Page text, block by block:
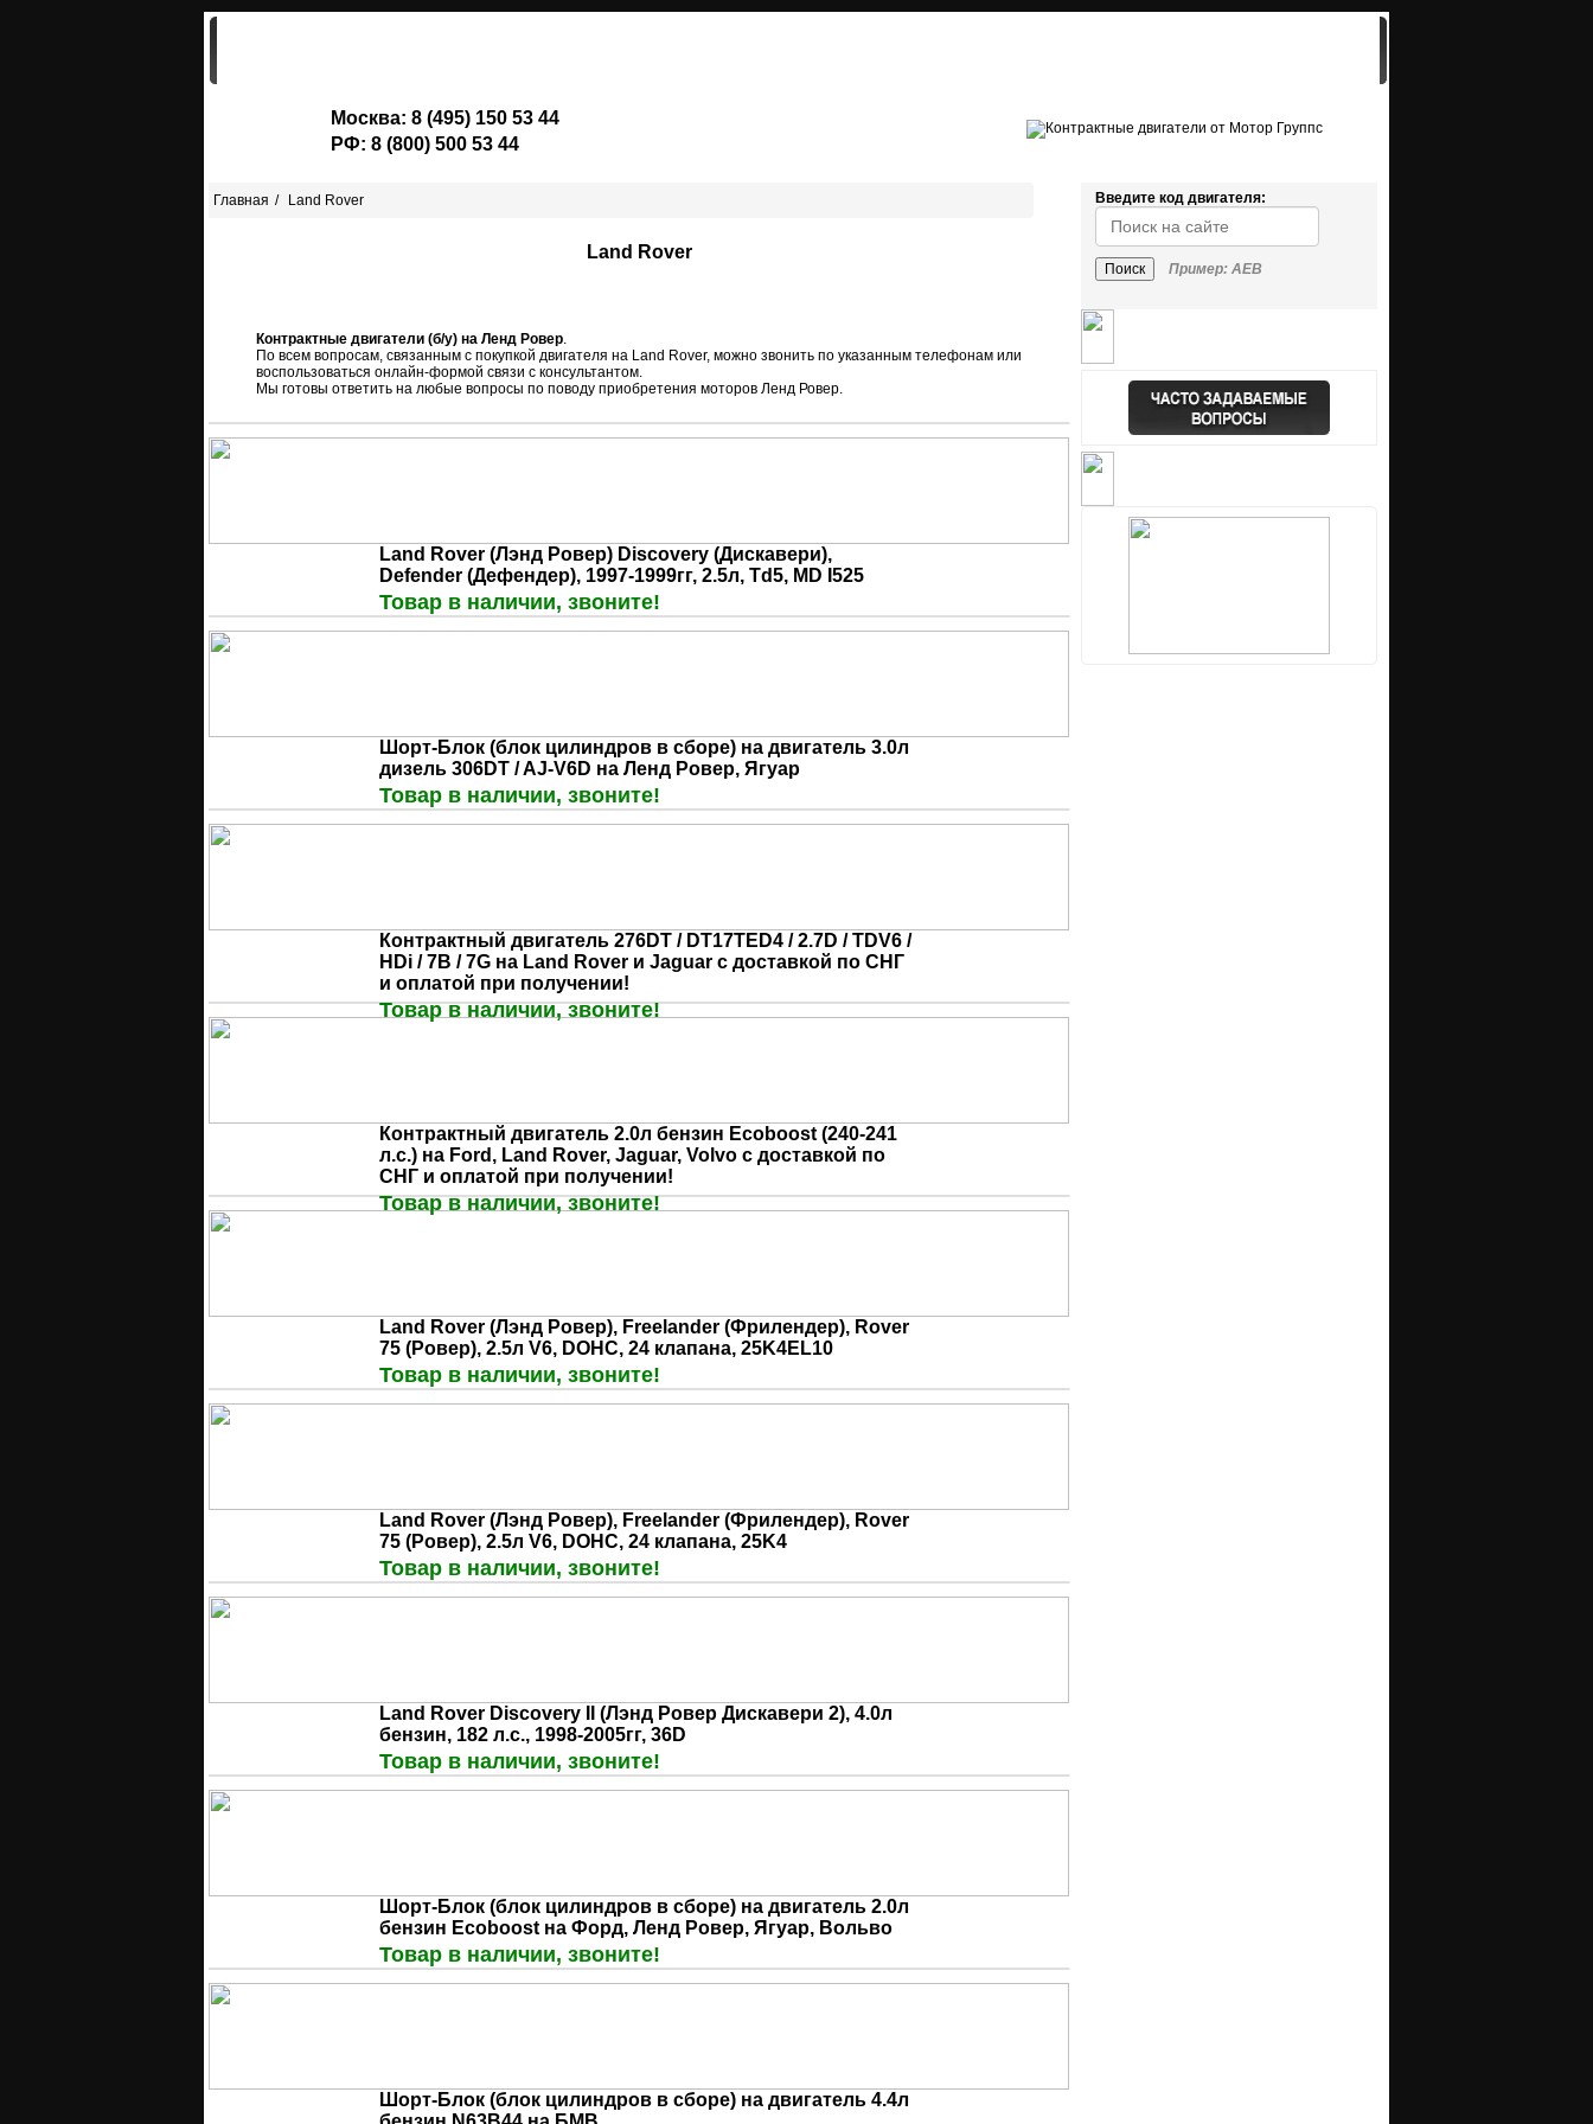
Москва: 8 (495) 150 53 44
РФ: 8 (800) 500 53 44
Главная Land Rover
Land Rover
Контрактные двигатели (б/у) на Ленд Ровер.
По всем вопросам, связанным с покупкой двигателя на Land Rover, можно звонить по указанным телефонам или
воспользоваться онлайн-формой связи с консультантом.
Мы готовы ответить на любые вопросы по поводу приобретения моторов Ленд Ровер.
Land Rover (Лэнд Ровер) Discovery (Дискавери),
Defender (Дефендер), 1997-1999гг, 2.5л, Td5, MD I525
Товар в наличии, звоните!
Шорт-Блок (блок цилиндров в сборе) на двигатель 3.0л
дизель 306DT / AJ-V6D на Ленд Ровер, Ягуар
Товар в наличии, звоните!
Контрактный двигатель 276DT / DT17TED4 / 2.7D / TDV6 /
HDi / 7B / 7G на Land Rover и Jaguar с доставкой по СНГ
и оплатой при получении!
Товар в наличии, звоните!
Контрактный двигатель 2.0л бензин Ecoboost (240-241
л.с.) на Ford, Land Rover, Jaguar, Volvo с доставкой по
СНГ и оплатой при получении!
Товар в наличии, звоните!
Land Rover (Лэнд Ровер), Freelander (Фрилендер), Rover
75 (Ровер), 2.5л V6, DOHC, 24 клапана, 25K4EL10
Товар в наличии, звоните!
Land Rover (Лэнд Ровер), Freelander (Фрилендер), Rover
75 (Ровер), 2.5л V6, DOHC, 24 клапана, 25K4
Товар в наличии, звоните!
Land Rover Discovery II (Лэнд Ровер Дискавери 2), 4.0л
бензин, 182 л.с., 1998-2005гг, 36D
Товар в наличии, звоните!
Шорт-Блок (блок цилиндров в сборе) на двигатель 2.0л
бензин Ecoboost на Форд, Ленд Ровер, Ягуар, Вольво
Товар в наличии, звоните!
Шорт-Блок (блок цилиндров в сборе) на двигатель 4.4л
Введите код двигателя:
Поиск Пример: AEB